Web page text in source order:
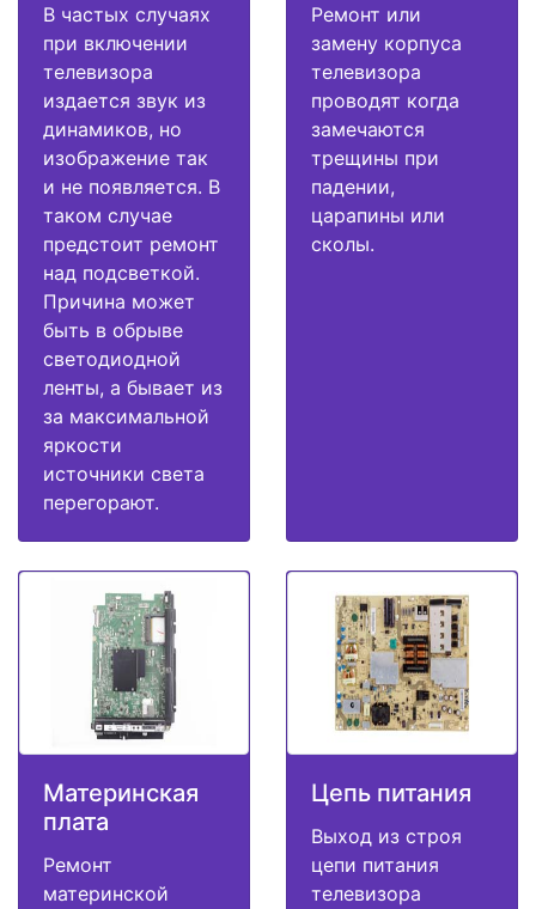
В частых случаях
при включении
телевизора
издается звук из
динамиков, но
изображение так
и не появляется. В
таком случае
предстоит ремонт
над подсветкой.
Причина может
быть в обрыве
светодиодной
ленты, а бывает из
за максимальной
яркости
источники света
перегорают.
Ремонт или
замену корпуса
телевизора
проводят когда
замечаются
трещины при
падении,
царапины или
сколы.
Материнская
плата
Ремонт
материнской
Цепь питания
Выход из строя
цепи питания
телевизора